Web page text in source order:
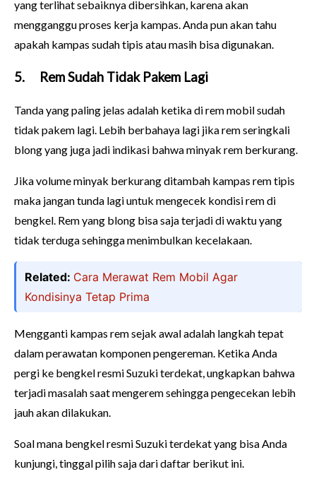
yang terlihat sebaiknya dibersihkan, karena akan
mengganggu proses kerja kampas. Anda pun akan tahu
apakah kampas sudah tipis atau masih bisa digunakan.
5. Rem Sudah Tidak Pakem Lagi
Tanda yang paling jelas adalah ketika di rem mobil sudah
tidak pakem lagi. Lebih berbahaya lagi jika rem seringkali
blong yang juga jadi indikasi bahwa minyak rem berkurang.
Jika volume minyak berkurang ditambah kampas rem tipis
maka jangan tunda lagi untuk mengecek kondisi rem di
bengkel. Rem yang blong bisa saja terjadi di waktu yang
tidak terduga sehingga menimbulkan kecelakaan.
Related: Cara Merawat Rem Mobil Agar
Kondisinya Tetap Prima
Mengganti kampas rem sejak awal adalah langkah tepat
dalam perawatan komponen pengereman. Ketika Anda
pergi ke bengkel resmi Suzuki terdekat, ungkapkan bahwa
terjadi masalah saat mengerem sehingga pengecekan lebih
jauh akan dilakukan.
Soal mana bengkel resmi Suzuki terdekat yang bisa Anda
kunjungi, tinggal pilih saja dari daftar berikut ini.